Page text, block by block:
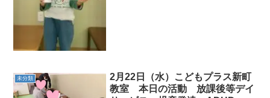
未分類
2月22日（水）こどもプラス新町
教室 本日の活動 放課後等デイ